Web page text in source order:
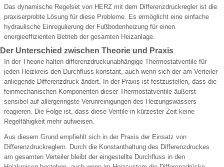
Das dynamische Regelset von HERZ mit dem Differenzdruckregler ist die
praxiserprobte Lösung für diese Probleme. Es ermöglicht eine einfache
hydraulische Einregulierung der Fußbodenheizung für einen
energieeffizienten Betrieb der gesamten Heizanlage.
Der Unterschied zwischen Theorie und Praxis
In der Theorie halten differenzdruckunabhängige Thermostatventile für
jeden Heizkreis den Durchfluss konstant, auch wenn sich der am Verteiler
anliegende Differenzdruck ändert. In der Praxis ist festzustellen, dass die
feinmechanischen Komponenten dieser Thermostatventile äußerst
sensibel auf allergeringste Verunreinigungen des Heizungswassers
reagieren. Die Folge ist, dass diese Ventile in kürzester Zeit keine
Regelfähigkeit mehr aufweisen.
Aus diesem Grund empfiehlt sich in der Praxis der Einsatz von
Differenzdruckreglern. Durch die Konstanthaltung des Differenzdruckes
am gesamten Verteiler bleibt der eingestellte Durchfluss in den